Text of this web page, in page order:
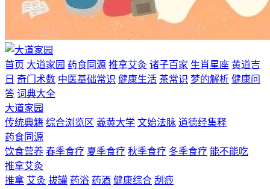
首页 大道家园 药食同源 推拿艾灸 诸子百家 生肖星座 黄道吉
日 奇门术数 中医基础常识 健康生活 茶常识 梦的解析 健康问
答 词典大全
大道家园
传统典籍 综合浏览区 羲黄大学 文始法脉 道德经集释
药食同源
饮食营养 春季食疗 夏季食疗 秋季食疗 冬季食疗 能不能吃
推拿艾灸
推拿 艾灸 拔罐 药浴 药酒 健康综合 刮痧